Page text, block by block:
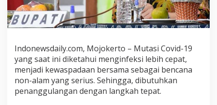
n
g
a
a
n
M
a
s
Indonewsdaily.com, Mojokerto – Mutasi Covid-19
yang saat ini diketahui menginfeksi lebih cepat,
menjadi kewaspadaan bersama sebagai bencana
non-alam yang serius. Sehingga, dibutuhkan
penanggulangan dengan langkah tepat.